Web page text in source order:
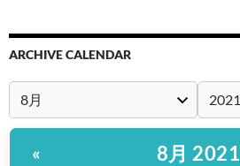
ARCHIVE CALENDAR
« 8月 2021